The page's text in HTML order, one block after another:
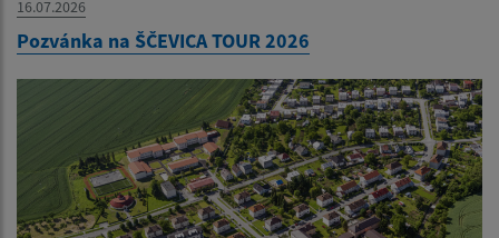
16.07.2026
Pozvánka na ŠČEVICA TOUR 2026